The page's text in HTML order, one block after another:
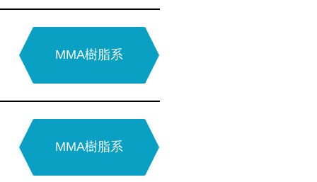
硬質ウレタン系
無溶剤型
エポキシ系
無溶剤型
エポキシ系
アクリル
ウレタン系
水系硬質
ウレタン系
水系硬質
ウレタン系
MMA樹脂系
MMA樹脂系